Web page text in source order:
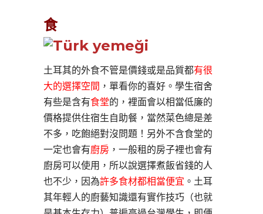
食
土耳其的外食不管是價錢或是品質都有很
大的選擇空間 ，單看你的喜好。學生宿舍
有些是含有食堂的，裡面會以相當低廉的
價格提供住宿生自助餐，當然菜色總是差
不多，吃飽絕對沒問題！另外不含食堂的
一定也會有廚房 ，一般租的房子裡也會有
廚房可以使用，所以說選擇煮飯省錢的人
也不少，因為許多食材都相當便宜 。土耳
其年輕人的廚藝知識還有實作技巧（也就